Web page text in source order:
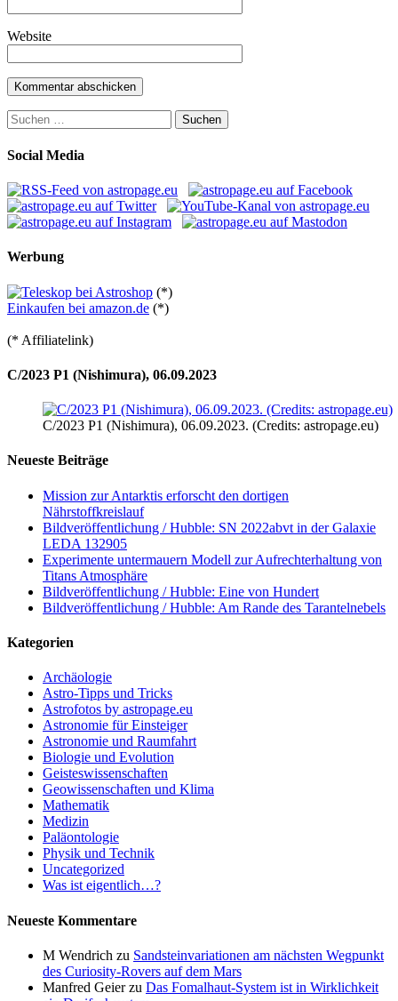
Website
Suchen
nach:
Social Media
Werbung
(*)
Einkaufen bei amazon.de (*)
(* Affiliatelink)
C/2023 P1 (Nishimura), 06.09.2023
C/2023 P1 (Nishimura), 06.09.2023. (Credits: astropage.eu)
Neueste Beiträge
Mission zur Antarktis erforscht den dortigen
Nährstoffkreislauf
Bildveröffentlichung / Hubble: SN 2022abvt in der Galaxie
LEDA 132905
Experimente untermauern Modell zur Aufrechterhaltung von
Titans Atmosphäre
Bildveröffentlichung / Hubble: Eine von Hundert
Bildveröffentlichung / Hubble: Am Rande des Tarantelnebels
Kategorien
Archäologie
Astro-Tipps und Tricks
Astrofotos by astropage.eu
Astronomie für Einsteiger
Astronomie und Raumfahrt
Biologie und Evolution
Geisteswissenschaften
Geowissenschaften und Klima
Mathematik
Medizin
Paläontologie
Physik und Technik
Uncategorized
Was ist eigentlich…?
Neueste Kommentare
M Wendrich zu Sandsteinvariationen am nächsten Wegpunkt
des Curiosity-Rovers auf dem Mars
Manfred Geierzu Das Fomalhaut-System ist in Wirklichkeit